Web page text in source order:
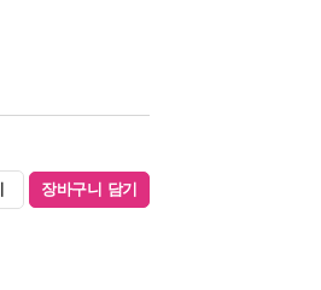
장바구니 담기